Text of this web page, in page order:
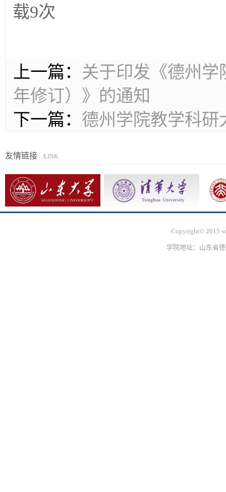
载9次
上一篇： 关于印发《德州学
年修订）》的通知
下一篇： 德州学院教学科研
友情链接 /LINK
Copyright© 2015
学院地址：山东省